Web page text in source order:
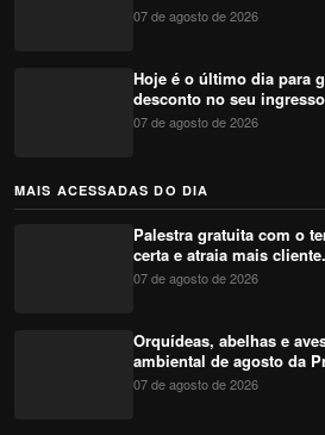
07 de agosto de 2026
Hoje é o último dia para
desconto no seu
07 de agosto de 2026
MAIS ACESSADAS DO DIA
Palestra gratuita com o
certa e atraia mais
07 de agosto de 2026
Orquídeas, abelhas e
ambiental de agosto da
07 de agosto de 2026